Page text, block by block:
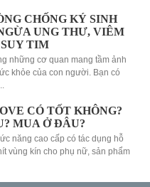
CHỐNG KÝ SINH
UNG THƯ, VIÊM
TIM
những cơ quan mang tầm ảnh
khỏe của con người. Bạn có
CÓ TỐT KHÔNG?
MUA Ở ĐÂU?
năng cao cấp có tác dụng hỗ
vùng kín cho phụ nữ, sản phẩm